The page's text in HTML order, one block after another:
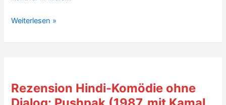
Filme
Bücher
Indien
Weiterlesen »
Rezension Hindi-Komödie ohne